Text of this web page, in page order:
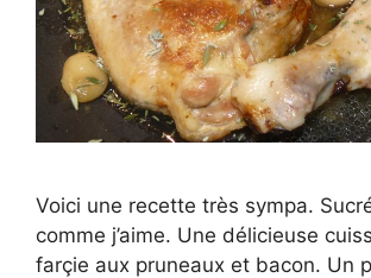
Voici une recette très sympa.
comme j’aime. Une délicieuse
farçie aux pruneaux et bacon. Un